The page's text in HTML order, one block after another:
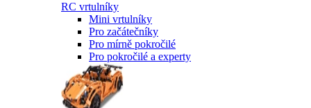
RC vrtulníky
Mini vrtulníky
Pro začátečníky
Pro mírně pokročilé
Pro pokročilé a experty